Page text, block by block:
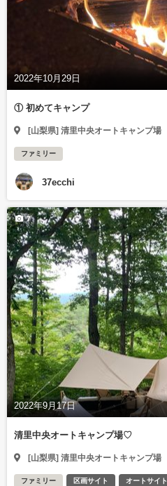
2022年10月29日
① 初めてキャンプ
[山梨県] 清里中央オートキャンプ場
ファミリー
37ecchi
2022年9月17日
7
清里中央オートキャンプ場♡
[山梨県] 清里中央オートキャンプ場
ファミリー 区画サイト オートサイト